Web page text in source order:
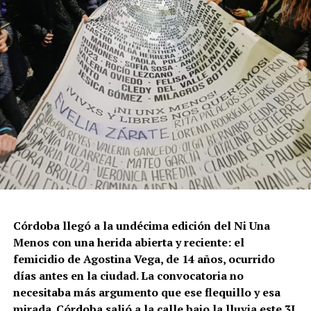
Córdoba llegó a la undécima edición del Ni Una
Menos con una herida abierta y reciente: el
femicidio de Agostina Vega, de 14 años, ocurrido
días antes en la ciudad. La convocatoria no
necesitaba más argumento que ese flequillo y esa